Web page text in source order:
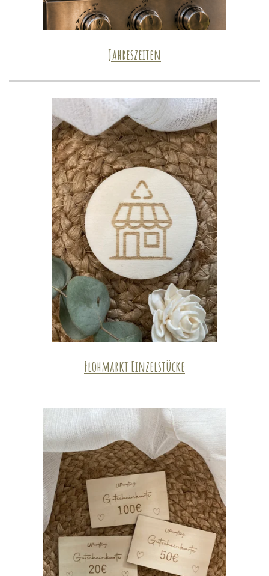
Jahreszeiten
Flohmarkt Einzelstücke